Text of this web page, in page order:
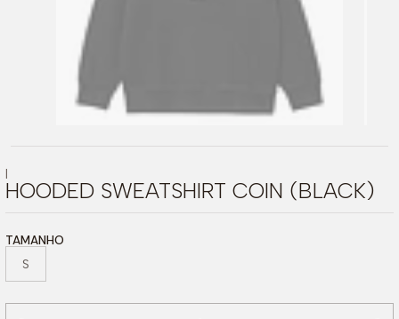
|
HOODED SWEATSHIRT COIN (BLACK)
TAMANHO
S